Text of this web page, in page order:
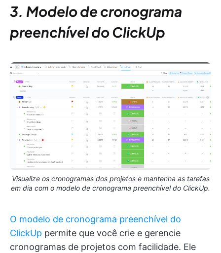
3. Modelo de cronograma
preenchível do ClickUp
Visualize os cronogramas dos projetos e mantenha as tarefas
em dia com o modelo de cronograma preenchível do ClickUp.
O modelo de cronograma preenchível do
ClickUp permite que você crie e gerencie
cronogramas de projetos com facilidade. Ele